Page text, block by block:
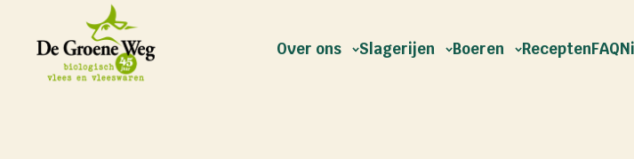
Over ons Slagerijen Boeren ReceptenFAQ